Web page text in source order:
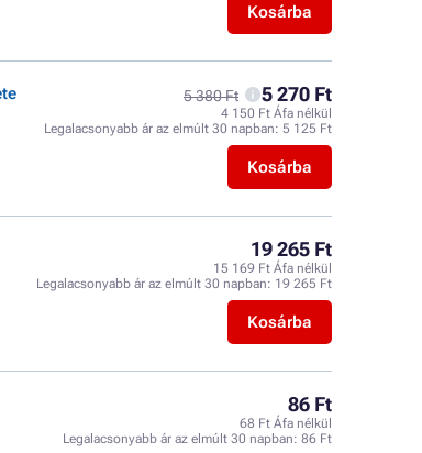
Kosárba
5 380 Ft 5 270 Ft
4 150 Ft Áfa nélkül
Legalacsonyabb ár az elmúlt 30 napban: 5 125 Ft
Kosárba
19 265 Ft
15 169 Ft Áfa nélkül
Legalacsonyabb ár az elmúlt 30 napban: 19 265 Ft
Kosárba
86 Ft
68 Ft Áfa nélkül
Legalacsonyabb ár az elmúlt 30 napban: 86 Ft